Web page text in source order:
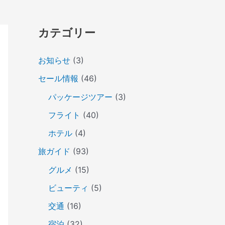
カテゴリー
お知らせ (3)
セール情報 (46)
パッケージツアー (3)
フライト (40)
ホテル (4)
旅ガイド (93)
グルメ (15)
ビューティ (5)
交通 (16)